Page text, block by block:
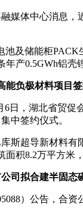
媒体中心消息，
池及储能柜
产0.5GWh铝壳
能负极材料项目
6日，湖北省贸
中签约仪式。
斯超导新材料
面积8.2万平方米
司拟合建半固态
）公告，合